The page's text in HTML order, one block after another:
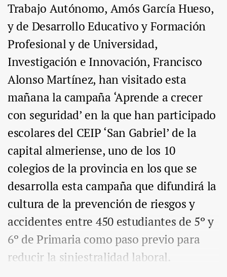
Trabajo Autónomo, Amós García Hueso,
y de Desarrollo Educativo y Formación
Profesional y de Universidad,
Investigación e Innovación, Francisco
Alonso Martínez, han visitado esta
mañana la campaña ‘Aprende a crecer
con seguridad’ en la que han participado
escolares del CEIP ‘San Gabriel’ de la
capital almeriense, uno de los 10
colegios de la provincia en los que se
desarrolla esta campaña que difundirá la
cultura de la prevención de riesgos y
accidentes entre 450 estudiantes de 5º y
6º de Primaria como paso previo para
reducir la siniestralidad laboral.